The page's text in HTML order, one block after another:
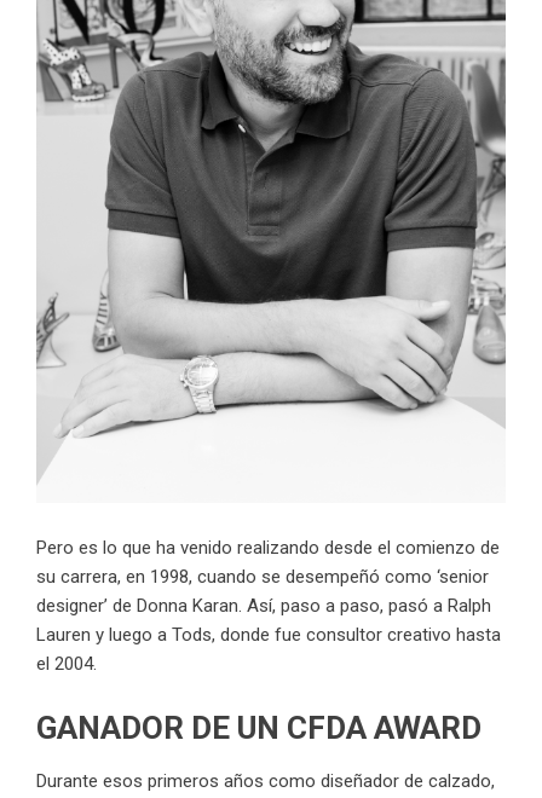
Pero es lo que ha venido realizando desde el comienzo de
su carrera, en 1998, cuando se desempeñó como ‘senior
designer’ de Donna Karan. Así, paso a paso, pasó a Ralph
Lauren y luego a Tods, donde fue consultor creativo hasta
el 2004.
GANADOR DE UN CFDA AWARD
Durante esos primeros años como diseñador de calzado,